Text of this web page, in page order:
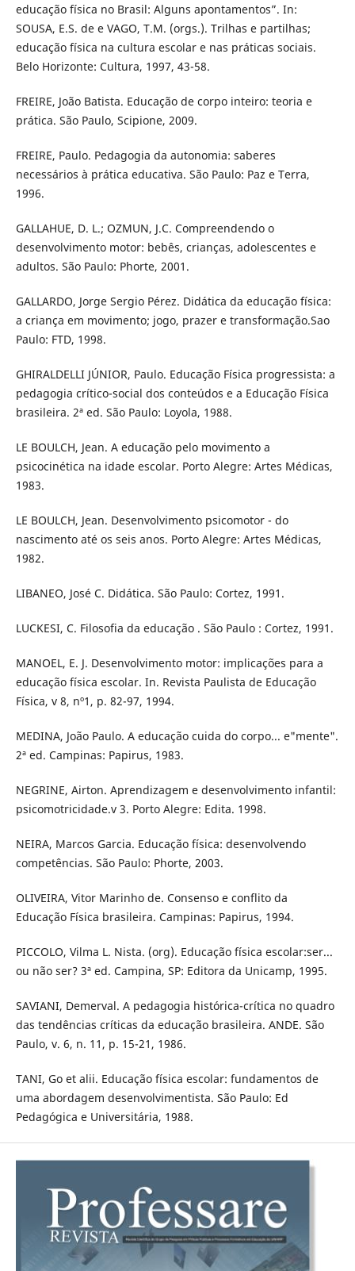
educação física no Brasil: Alguns apontamentos”. In:
SOUSA, E.S. de e VAGO, T.M. (orgs.). Trilhas e partilhas;
educação física na cultura escolar e nas práticas sociais.
Belo Horizonte: Cultura, 1997, 43-58.
FREIRE, João Batista. Educação de corpo inteiro: teoria e
prática. São Paulo, Scipione, 2009.
FREIRE, Paulo. Pedagogia da autonomia: saberes
necessários à prática educativa. São Paulo: Paz e Terra,
1996.
GALLAHUE, D. L.; OZMUN, J.C. Compreendendo o
desenvolvimento motor: bebês, crianças, adolescentes e
adultos. São Paulo: Phorte, 2001.
GALLARDO, Jorge Sergio Pérez. Didática da educação física:
a criança em movimento; jogo, prazer e transformação.Sao
Paulo: FTD, 1998.
GHIRALDELLI JÚNIOR, Paulo. Educação Física progressista: a
pedagogia crítico-social dos conteúdos e a Educação Física
brasileira. 2ª ed. São Paulo: Loyola, 1988.
LE BOULCH, Jean. A educação pelo movimento a
psicocinética na idade escolar. Porto Alegre: Artes Médicas,
1983.
LE BOULCH, Jean. Desenvolvimento psicomotor - do
nascimento até os seis anos. Porto Alegre: Artes Médicas,
1982.
LIBANEO, José C. Didática. São Paulo: Cortez, 1991.
LUCKESI, C. Filosofia da educação . São Paulo : Cortez, 1991.
MANOEL, E. J. Desenvolvimento motor: implicações para a
educação física escolar. In. Revista Paulista de Educação
Física, v 8, nº1, p. 82-97, 1994.
MEDINA, João Paulo. A educação cuida do corpo... e"mente".
2ª ed. Campinas: Papirus, 1983.
NEGRINE, Airton. Aprendizagem e desenvolvimento infantil:
psicomotricidade.v 3. Porto Alegre: Edita. 1998.
NEIRA, Marcos Garcia. Educação física: desenvolvendo
competências. São Paulo: Phorte, 2003.
OLIVEIRA, Vitor Marinho de. Consenso e conflito da
Educação Física brasileira. Campinas: Papirus, 1994.
PICCOLO, Vilma L. Nista. (org). Educação física escolar:ser...
ou não ser? 3ª ed. Campina, SP: Editora da Unicamp, 1995.
SAVIANI, Demerval. A pedagogia histórica-crítica no quadro
das tendências críticas da educação brasileira. ANDE. São
Paulo, v. 6, n. 11, p. 15-21, 1986.
TANI, Go et alii. Educação física escolar: fundamentos de
uma abordagem desenvolvimentista. São Paulo: Ed
Pedagógica e Universitária, 1988.